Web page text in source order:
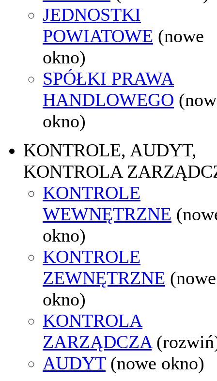
JEDNOSTKI
POWIATOWE (nowe
okno)
SPÓŁKI PRAWA
HANDLOWEGO
okno)
KONTROLE, AUDYT,
KONTROLA
KONTROLE
WEWNĘTRZNE
okno)
KONTROLE
ZEWNĘTRZNE (nowe
okno)
KONTROLA
ZARZĄDCZA
AUDYT (nowe okno)